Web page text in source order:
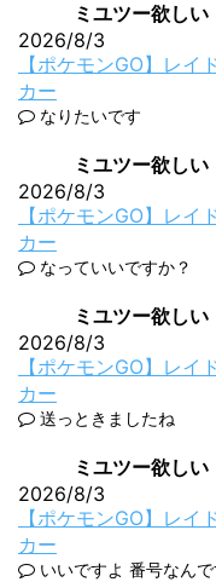
ミユツー欲しい
2026/8/3
【ポケモンGO】レ
カー
なりたいです
ミユツー欲しい
2026/8/3
【ポケモンGO】レ
カー
なっていいですか？
ミユツー欲しい
2026/8/3
【ポケモンGO】レ
カー
送っときましたね
ミユツー欲しい
2026/8/3
【ポケモンGO】レ
カー
いいですよ 番号なん